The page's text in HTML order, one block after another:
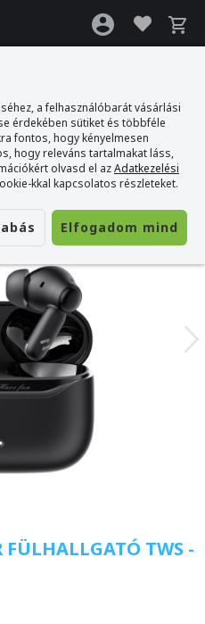
Fülhallgató TWS - Fekete
TWS -
a felhasználóbarát vásárlási
érdekében sütiket és többféle
fontos, hogy kényelmesen
hogy releváns tartalmakat láss,
olvasd el azAdatkezelési
kkal kapcsolatos részleteket.
Elfogadom mind